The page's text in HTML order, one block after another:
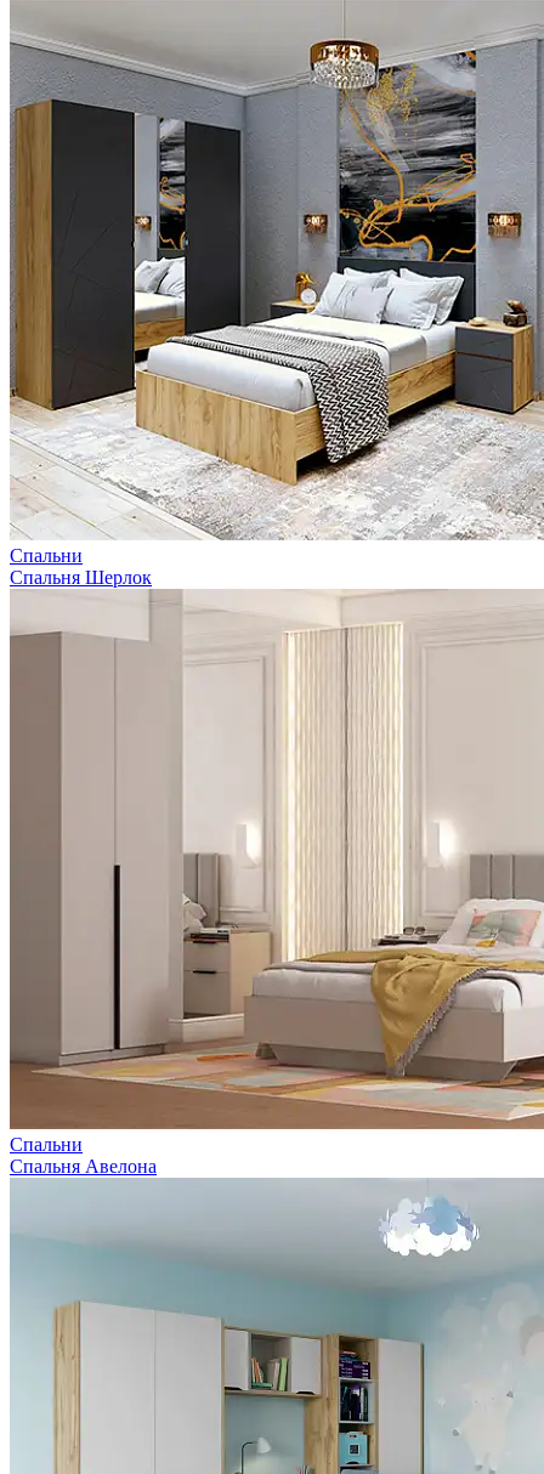
Спальни
Спальня Шерлок
Спальни
Спальня Авелона